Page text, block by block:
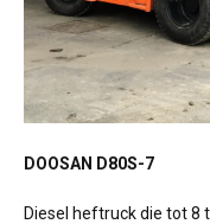
DOOSAN D80S-7
Diesel heftruck die tot 8